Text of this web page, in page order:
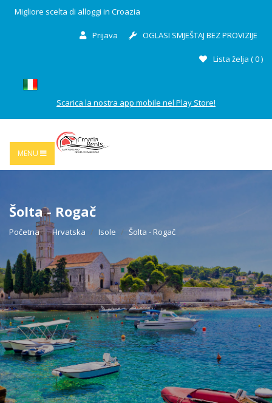
Migliore scelta di alloggi in Croazia
Prijava OGLASI SMJEŠTAJ BEZ PROVIZIJE
Lista želja (0)
Scarica la nostra app mobile nel Play Store!
MENU
Šolta - Rogač
Početna Hrvatska Isole Šolta - Rogač